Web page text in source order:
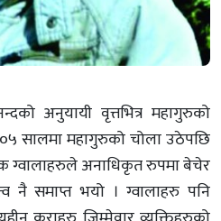
अनुयायी वृत्तभित्र महागुरुको
सालमा महागुरुको चोला उठेपछि
ग्वालाहरुले अनाधिकृत रुपमा बेचेर
नै समाप्त भयो । ग्वालाहरु पनि